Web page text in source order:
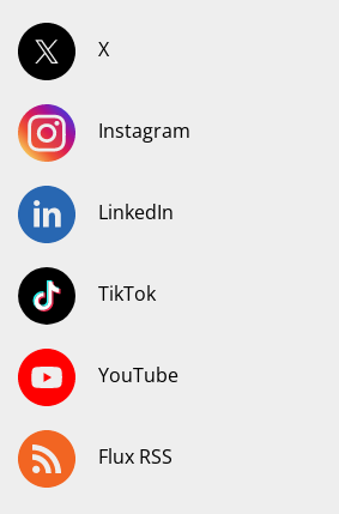
X
Instagram
LinkedIn
TikTok
YouTube
Flux RSS